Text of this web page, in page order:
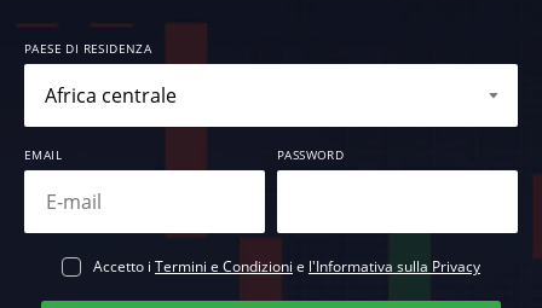
PAESE DI RESIDENZA
EMAIL PASSWORD
Accetto i Termini e Condizioni e l'Informativa sulla Privacy